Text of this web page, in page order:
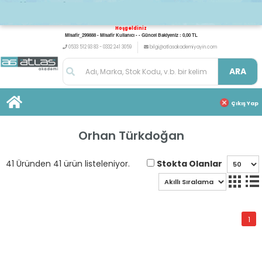
Hoşgeldiniz
Misafir_299888 - Misafir Kullanıcı - - Güncel Bakiyeniz : 0,00 TL
0533 512 93 83 - 0332 241 3059
bilgi@atlasakademiyayin.com
ARA
Çıkış Yap
Orhan Türkdoğan
41 Üründen 41 ürün listeleniyor. Stokta Olanlar
1